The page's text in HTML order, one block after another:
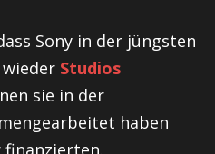
Sony in der jüngsten
Studios
sie in der
haben
finanzierten.